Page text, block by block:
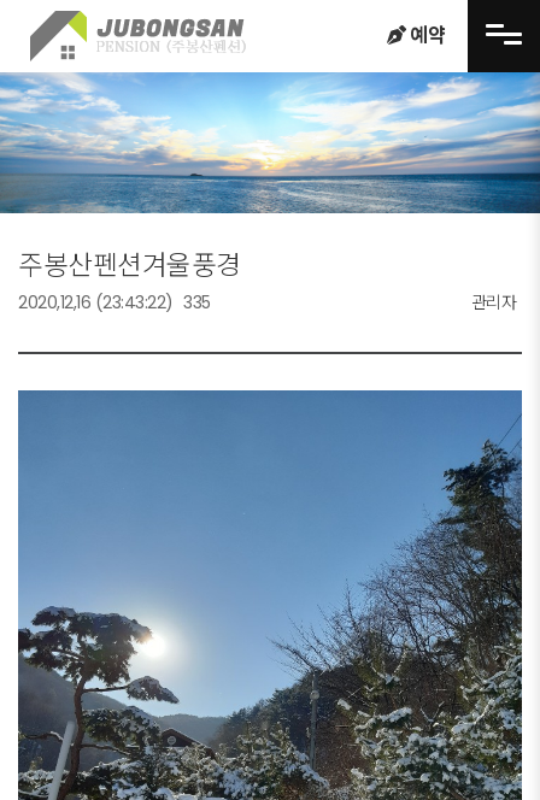
메뉴 건너뛰기
예약
주봉산펜션겨울풍경
관리자
2020,12,16 (23:43:22) 335